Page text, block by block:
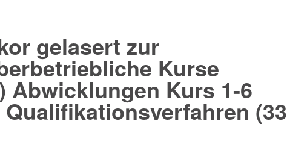
gelasert zur
Kurse
Abwicklungen Kurs 1-6
(33